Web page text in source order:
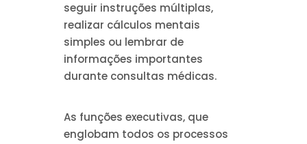
seguir instruções múltiplas,
realizar cálculos mentais
simples ou lembrar de
informações importantes
durante consultas médicas.
As funções executivas, que
englobam todos os processos